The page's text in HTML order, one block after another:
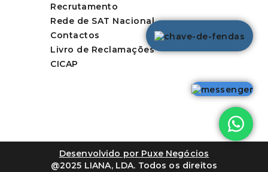
Recrutamento
Rede de SAT Nacional
Contactos
Livro de Reclamações
CICAP
Desenvolvido por Puxe Negócios
@2025 LIANA, LDA. Todos os direitos